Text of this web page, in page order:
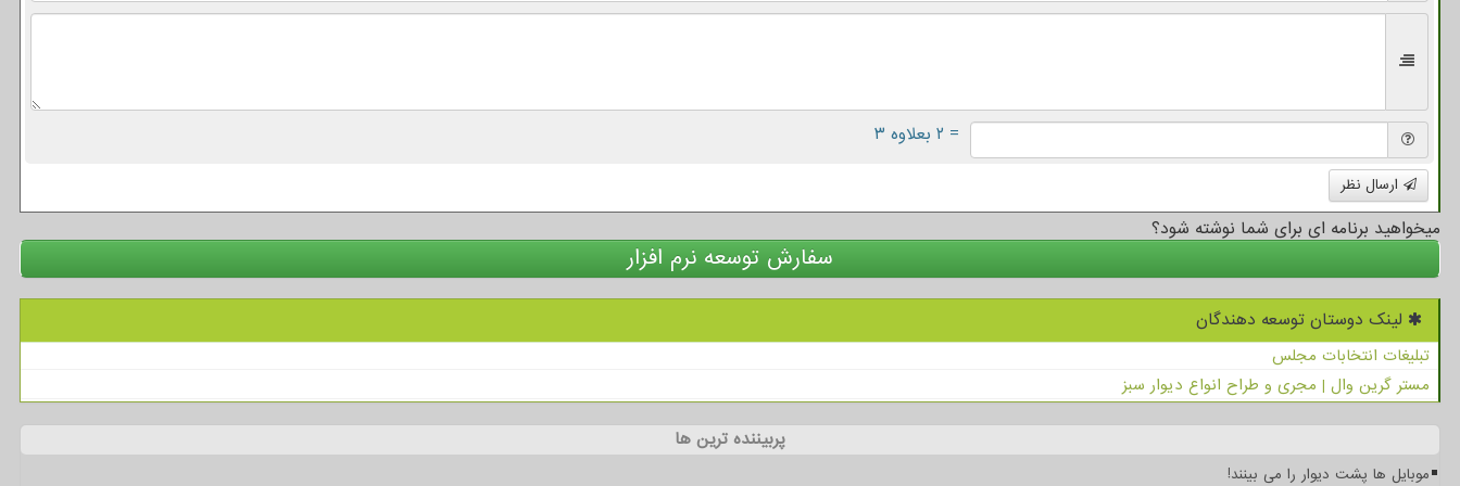
= ۲ بعلاوه ۳
ارسال نظر
میخواهید برنامه ای برای شما نوشته شود؟
سفارش توسعه نرم افزار
لینک دوستان توسعه دهندگان
تبلیغات انتخابات مجلس
مستر گرین وال | مجری و طراح انواع دیوار سبز
پربیننده ترین ها
موبایل ها پشت دیوار را می بینند!